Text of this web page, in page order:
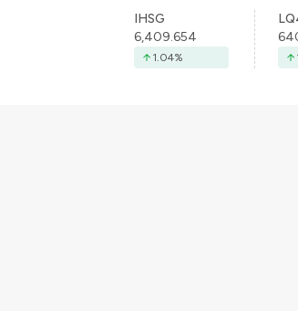
IHSG
6,409.654
1.04%